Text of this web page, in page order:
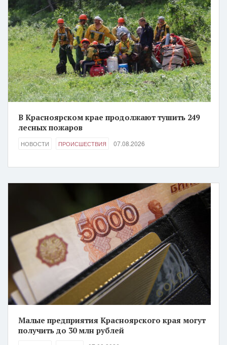
В Красноярском крае продолжают тушить 249
лесных пожаров
НОВОСТИ ПРОИСШЕСТВИЯ 07.08.2026
Малые предприятия Красноярского края могут
получить до 30 млн рублей